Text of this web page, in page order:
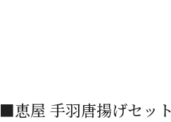
■恵屋 手羽唐揚げセッ